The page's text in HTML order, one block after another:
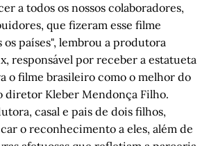
a todos os nossos colaboradores,
que fizeram esse filme
os países", lembrou a produtora
responsável por receber a estatueta
o filme brasileiro como o melhor do
diretor Kleber Mendonça Filho.
casal e pais de dois filhos,
o reconhecimento a eles, além de